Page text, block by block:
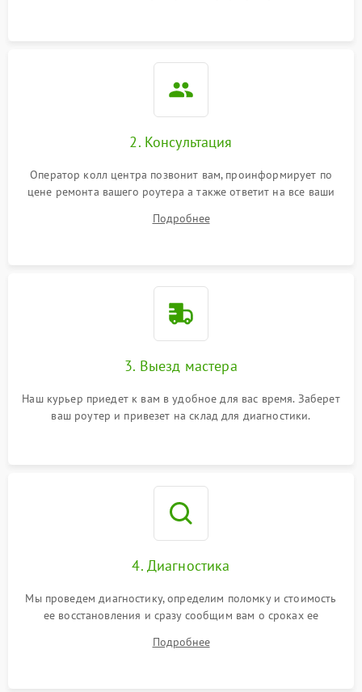
2. Консультация
Оператор колл центра позвонит вам, проинформирует по
цене ремонта вашего роутера а также ответит на все ваши
Подробнее
3. Выезд мастера
Наш курьер приедет к вам в удобное для вас время. Заберет
ваш роутер и привезет на склад для диагностики.
4. Диагностика
Мы проведем диагностику, определим поломку и стоимость
ее восстановления и сразу сообщим вам о сроках ее
Подробнее